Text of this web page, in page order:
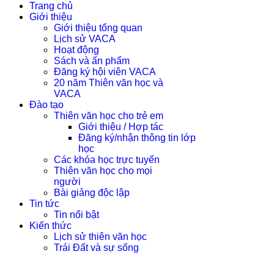
Trang chủ
Giới thiệu
Giới thiệu tổng quan
Lịch sử VACA
Hoạt động
Sách và ấn phẩm
Đăng ký hội viên VACA
20 năm Thiên văn học và
VACA
Đào tạo
Thiên văn học cho trẻ em
Giới thiệu / Hợp tác
Đăng ký/nhận thông tin lớp
học
Các khóa học trực tuyến
Thiên văn học cho mọi
người
Bài giảng độc lập
Tin tức
Tin nổi bật
Kiến thức
Lịch sử thiên văn học
Trái Đất và sự sống